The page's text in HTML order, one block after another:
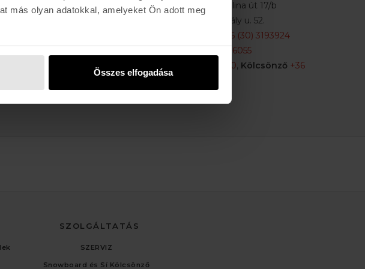
más olyan adatokkal, amelyeket Ön adott meg
Összes elfogadása
Buda: 1113 Budapest, Karolina út 17/b
1061 Budapest Király u. 52.
+36 (30) 3193924
+36 (20) 954-6055
Webshop Info:
+36 (30) 478-1540, Kölcsönző +36
SZOLGÁLTATÁS
SZERVIZ
Snowboard és Sí Kölcsönző